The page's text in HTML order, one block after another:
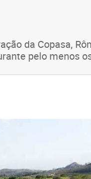
da Copasa,
pelo menos